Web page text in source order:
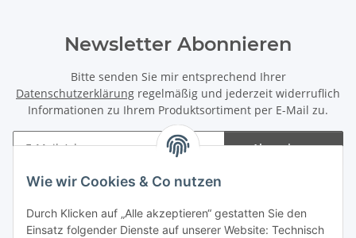
Wie wir Cookies & Co nutzen
Durch Klicken auf „Alle akzeptieren“ gestatten Sie den
Einsatz folgender Dienste auf unserer Website: Technisch
Newsletter Abonnieren
Bitte senden Sie mir entsprechend Ihrer
Datenschutzerklärung regelmäßig und jederzeit widerruflich
Informationen zu Ihrem Produktsortiment per E-Mail zu.
Abonnieren
Newsletter Abonnieren
Informationen